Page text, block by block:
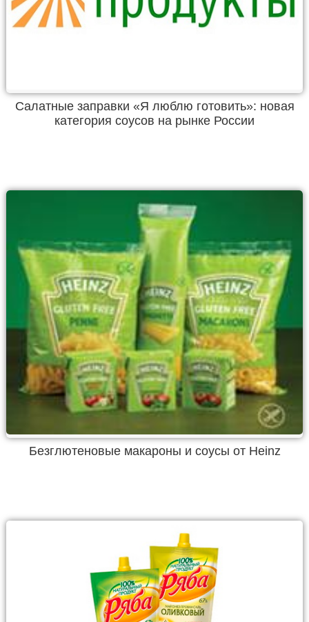
Салатные заправки «Я люблю готовить»: новая
категория соусов на рынке России
Безглютеновые макароны и соусы от Heinz